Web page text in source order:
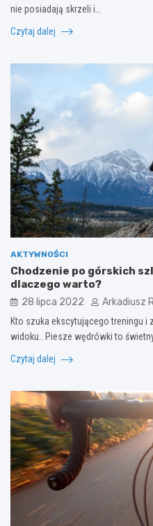
nie posiadają skrzeli i…
Czytaj dalej
AKTYWNOŚCI
Chodzenie po górskich
dlaczego warto?
28 lipca 2022 Arkadiusz
Kto szuka ekscytującego treningu i
widoku.. Piesze wędrówki to
Czytaj dalej